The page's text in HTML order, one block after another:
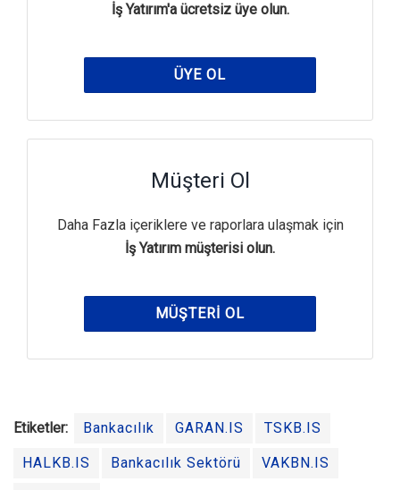
İş Yatırım'a ücretsiz üye olun.
ÜYE OL
Müşteri Ol
Daha Fazla içeriklere ve raporlara ulaşmak için
İş Yatırım müşterisi olun.
MÜŞTERI OL
Etiketler: Bankacılık GARAN.IS TSKB.IS
HALKB.IS Bankacılık Sektörü VAKBN.IS